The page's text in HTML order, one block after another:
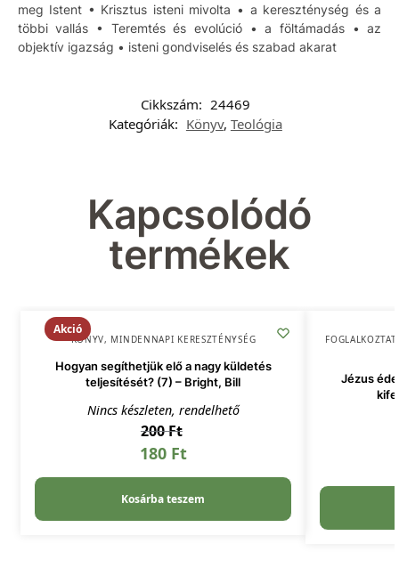
meg Istent • Krisztus isteni mivolta • a kereszténység és a
többi vallás • Teremtés és evolúció • a föltámadás • az
objektív igazság • isteni gondviselés és szabad akarat
Cikkszám: 24469
Kategóriák: Könyv, Teológia
Kapcsolódó
termékek
Akció
KÖNYV, MINDENNAPI KERESZTÉNYSÉG
Hogyan segíthetjük elő a nagy küldetés
teljesítését? (7) – Bright, Bill
Nincs készleten, rendelhető
200Ft
180 Ft
Kosárba teszem
Jézus